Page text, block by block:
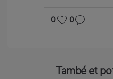
0 0
També et